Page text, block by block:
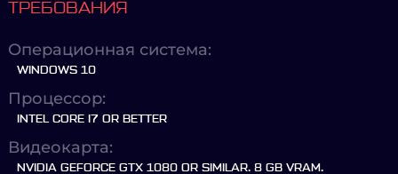
ТРЕБОВАНИЯ
Операционная система:
WINDOWS 10
Процессор:
INTEL CORE I7 OR BETTER
Видеокарта:
NVIDIA GEFORCE GTX 1080 OR SIMILAR. 8 GB VRAM.